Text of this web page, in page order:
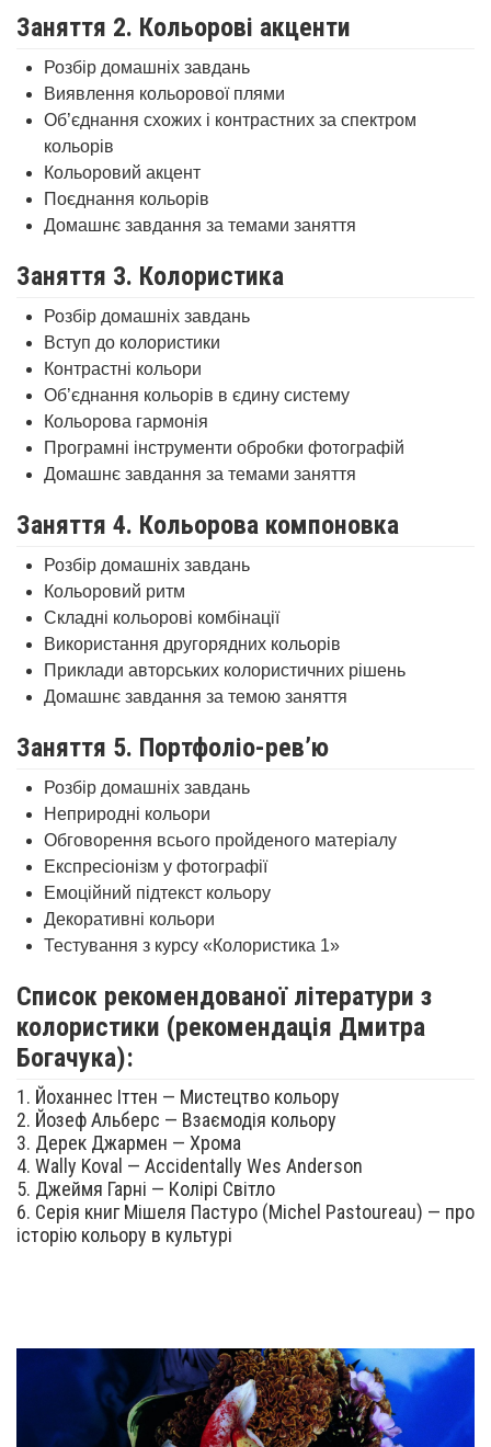
Заняття 2. Кольорові акценти
Розбір домашніх завдань
Виявлення кольорової плями
Об’єднання схожих і контрастних за спектром
кольорів
Кольоровий акцент
Поєднання кольорів
Домашнє завдання за темами заняття
Заняття 3. Колористика
Розбір домашніх завдань
Вступ до колористики
Контрастні кольори
Об’єднання кольорів в єдину систему
Кольорова гармонія
Програмні інструменти обробки фотографій
Домашнє завдання за темами заняття
Заняття 4. Кольорова компоновка
Розбір домашніх завдань
Кольоровий ритм
Складні кольорові комбінації
Використання другорядних кольорів
Приклади авторських колористичних рішень
Домашнє завдання за темою заняття
Заняття 5. Портфоліо-рев’ю
Розбір домашніх завдань
Неприродні кольори
Обговорення всього пройденого матеріалу
Експресіонізм у фотографії
Емоційний підтекст кольору
Декоративні кольори
Тестування з курсу «Колористика 1»
Список рекомендованої літератури з
колористики (рекомендація Дмитра
Богачука):
1. Йоханнес Іттен — Мистецтво кольору
2. Йозеф Альберс — Взаємодія кольору
3. Дерек Джармен — Хрома
4. Wally Koval — Accidentally Wes Anderson
5. Джеймя Гарні — Колірі Світло
6. Серія книг Мішеля Пастуро (Michel Pastoureau) — про
історію кольору в культурі